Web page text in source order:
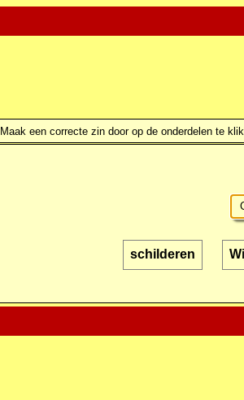
Maak een correcte zin door op de onderdelen te
schilderen